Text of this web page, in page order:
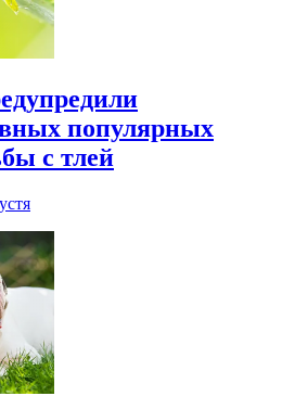
популярных
с тлей